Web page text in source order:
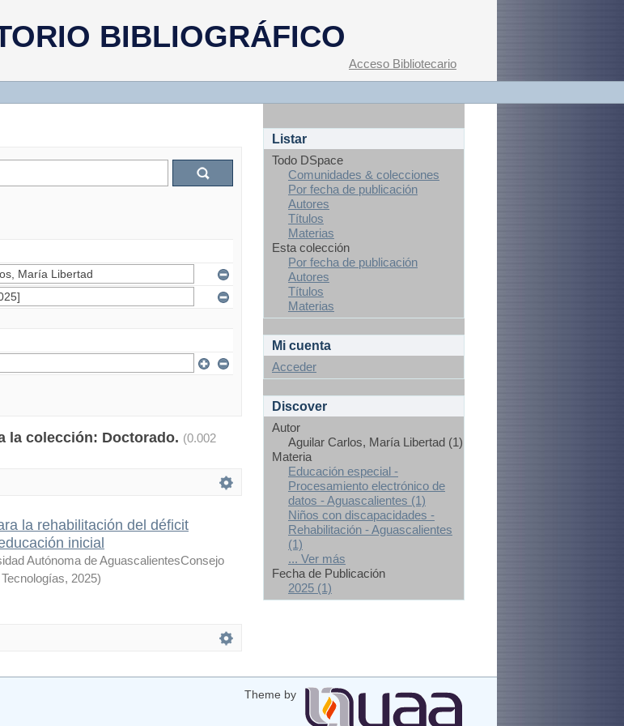
BIBLIOGRÁFICO
Acceso Bibliotecario
la colección: Doctorado. (0.002
la rehabilitación del déficit
inicial
Autónoma de AguascalientesConsejo
, 2025)
Listar
Todo DSpace
Comunidades & colecciones
Por fecha de publicación
Autores
Títulos
Materias
Esta colección
Por fecha de publicación
Autores
Títulos
Materias
Mi cuenta
Acceder
Discover
Autor
Aguilar Carlos, María Libertad (1)
Materia
Educación especial -
Procesamiento electrónico de
datos - Aguascalientes (1)
Niños con discapacidades -
Rehabilitación - Aguascalientes
(1)
... Ver más
Fecha de Publicación
2025 (1)
Theme by